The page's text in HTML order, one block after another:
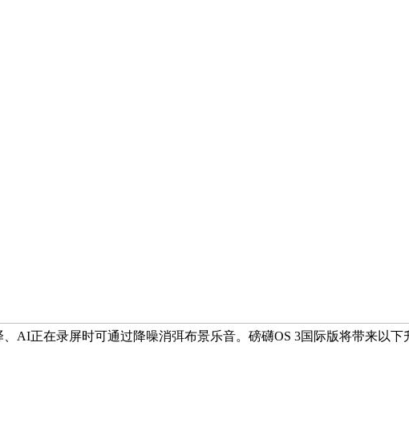
AI正在录屏时可通过降噪消弭布景乐音。磅礴OS 3国际版将带来以下